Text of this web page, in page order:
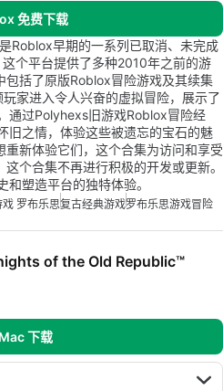
免费下载
Roblox早期的一系列已取消、未完成
个平台提供了多种2010年之前的游
包括了原版Roblox冒险游戏及其续集
家进入令人兴奋的虚拟冒险，展示了
通过Polyhexs旧游戏Roblox冒险经
旧之情，体验这些被遗忘的宝石的魅
新体验它们，这个合集为访问和享受
个合集不再进行积极的开发或更新。
塑造平台的独特体验。
罗布乐思复古经典游戏罗布乐思游戏冒险
of the Old Republic™
下载